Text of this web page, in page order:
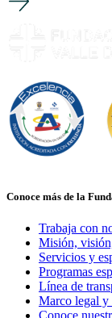
Conoce más de la
Trabaja con
Misión,
Servicios y
Programas
Línea de
Marco legal y